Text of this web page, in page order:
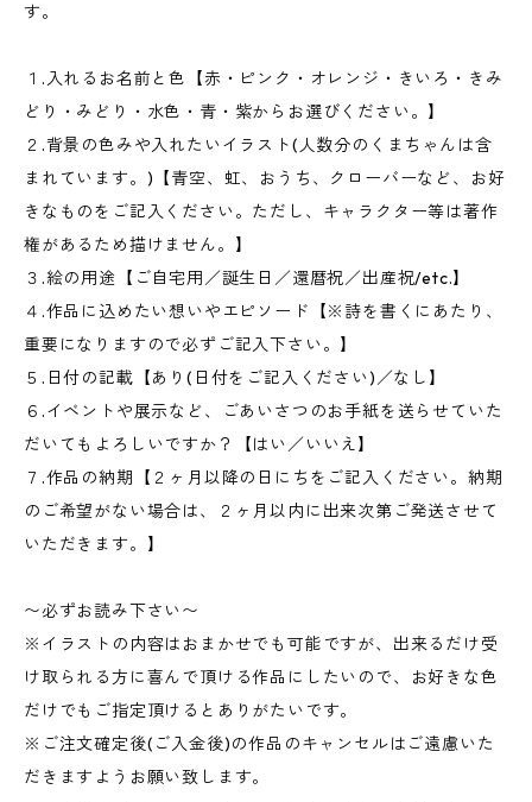
す。
１.入れるお名前と色【赤・ピンク・オレンジ・きいろ・きみ
どり・みどり・水色・青・紫からお選びください。】
２.背景の色みや入れたいイラスト(人数分のくまちゃんは含
まれています。)【青空、虹、おうち、クローバーなど、お好
きなものをご記入ください。ただし、キャラクター等は著作
権があるため描けません。】
３.絵の用途【ご自宅用／誕生日／還暦祝／出産祝/etc.】
４.作品に込めたい想いやエピソード【※詩を書くにあたり、
重要になりますので必ずご記入下さい。】
５.日付の記載【あり(日付をご記入ください)／なし】
６.イベントや展示など、ごあいさつのお手紙を送らせていた
だいてもよろしいですか？【はい／いいえ】
７.作品の納期【２ヶ月以降の日にちをご記入ください。納期
のご希望がない場合は、２ヶ月以内に出来次第ご発送させて
いただきます。】
〜必ずお読み下さい〜
※イラストの内容はおまかせでも可能ですが、出来るだけ受
け取られる方に喜んで頂ける作品にしたいので、お好きな色
だけでもご指定頂けるとありがたいです。
※ご注文確定後(ご入金後)の作品のキャンセルはご遠慮いた
だきますようお願い致します。